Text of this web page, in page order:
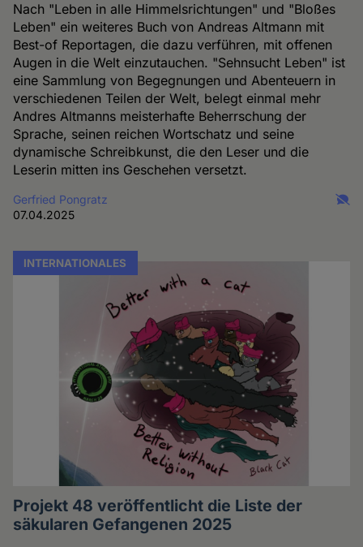
Nach "Leben in alle Himmelsrichtungen" und "Bloßes
Leben" ein weiteres Buch von Andreas Altmann mit
Best-of Reportagen, die dazu verführen, mit offenen
Augen in die Welt einzutauchen. "Sehnsucht Leben" ist
eine Sammlung von Begegnungen und Abenteuern in
verschiedenen Teilen der Welt, belegt einmal mehr
Andres Altmanns meisterhafte Beherrschung der
Sprache, seinen reichen Wortschatz und seine
dynamische Schreibkunst, die den Leser und die
Leserin mitten ins Geschehen versetzt.
Gerfried Pongratz
07.04.2025
INTERNATIONALES
Projekt 48 veröffentlicht die Liste der
säkularen Gefangenen 2025